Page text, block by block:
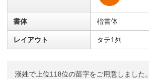
書体 楷書体
レイアウト タテ1列
漢姓で上位118位の苗字をご用意しました